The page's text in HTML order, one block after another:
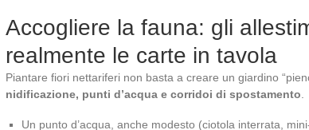
Accogliere la fauna: gli
realmente le carte in tavola
Piantare fiori nettariferi non basta a creare un giardino
nidificazione, punti d’acqua e corridoi di spostamento
Un punto d’acqua, anche modesto (ciotola interrata,